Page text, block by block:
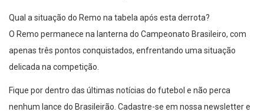
Qual a situação do Remo na tabela após esta derrota?
O Remo permanece na lanterna do Campeonato Brasileiro, com
apenas três pontos conquistados, enfrentando uma situação
delicada na competição.
Fique por dentro das últimas notícias do futebol e não perca
nenhum lance do Brasileirão. Cadastre-se em nossa newsletter e